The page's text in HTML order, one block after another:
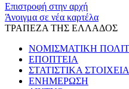
Επιστροφή στην αρχή
Άνοιγμα σε νέα καρτέλα
ΤΡΑΠΕΖΑ ΤΗΣ ΕΛΛΑΔΟΣ
ΝΟΜΙΣΜΑΤΙΚΗ
ΕΠΟΠΤΕΙΑ
ΣΤΑΤΙΣΤΙΚΑ ΣΤΟΙΧΕΙΑ
ΕΝΗΜΕΡΩΣΗ